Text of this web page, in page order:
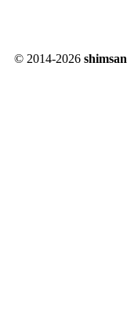
© 2014-2026